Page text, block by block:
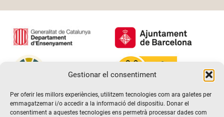
Gestionar el consentiment
Per oferir les millors experiències, utilitzem tecnologies com ara galetes per
emmagatzemar i/o accedir a la informació del dispositiu. Donar el
consentiment a aquestes tecnologies ens permetrà processar dades com